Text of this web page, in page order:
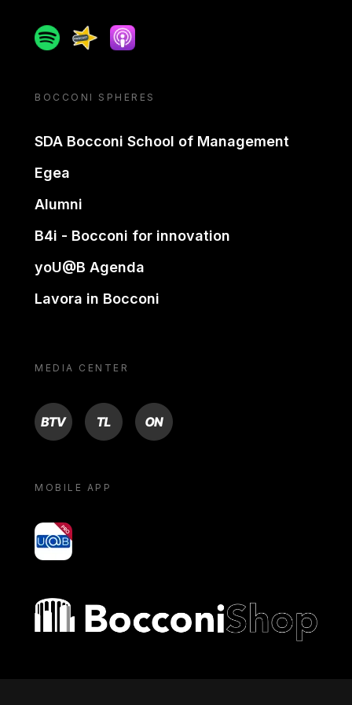
SpotifySpreakerApple podcast
BOCCONI SPHERES
SDA Bocconi School of Management
Egea
Alumni
B4i - Bocconi for innovation
yoU@B Agenda
Lavora in Bocconi
MEDIA CENTER
BTV TL ON
MOBILE APP
yoU@B
Bocconi shop